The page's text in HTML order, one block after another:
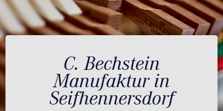
C. Bechstein
Manufaktur in
Seifhennersdorf